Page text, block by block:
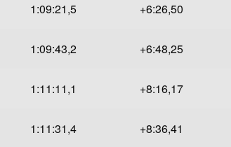
1:09:21,5 +6:26,50
1:09:43,2 +6:48,25
1:11:11,1 +8:16,17
1:11:31,4 +8:36,41